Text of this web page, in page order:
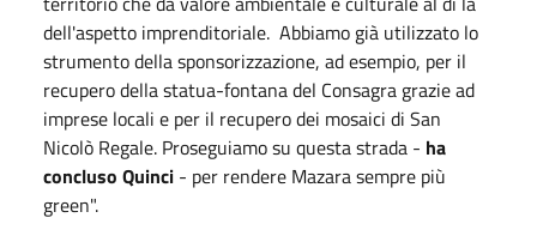
dell'aspetto imprenditoriale. Abbiamo già utilizzato lo
strumento della sponsorizzazione, ad esempio, per il
recupero della statua-fontana del Consagra grazie ad
imprese locali e per il recupero dei mosaici di San
Nicolò Regale. Proseguiamo su questa strada - ha
concluso Quinci - per rendere Mazara sempre più
green".